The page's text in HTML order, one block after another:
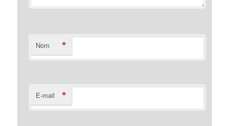
Nom *
E-mail *